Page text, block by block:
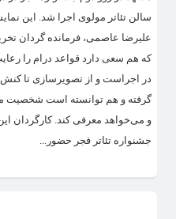
سالن تئاتر مولوی اجرا شد. این
علیرضا عاصمی، فرمانده گردان
که هم سعی دارد قواعد درام را
در اجراست و از تصویرسازی تا
گرفته و هم توانسته است شخصیت
و می‌خواهد معرفی کند. کارگردان
جشنواره تئاتر فجر حضور...